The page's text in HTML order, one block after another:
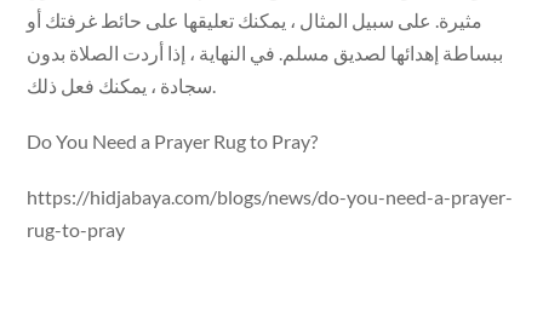
مثيرة. على سبيل المثال ، يمكنك تعليقها على حائط غرفتك أو
ببساطة إهدائها لصديق مسلم. في النهاية ، إذا أردت الصلاة بدون
Do You Need a Prayer Rug to Pray?
https://hidjabaya.com/blogs/news/do-you-need-a-prayer-
rug-to-pray